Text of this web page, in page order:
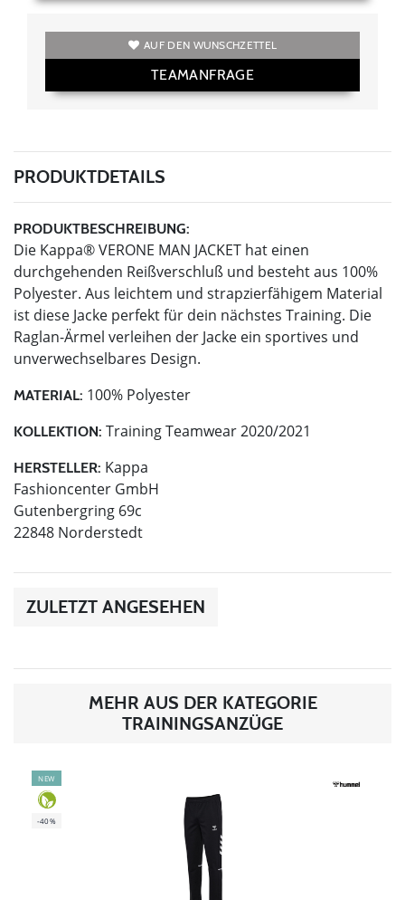
AUF DEN WUNSCHZETTEL
TEAMANFRAGE
PRODUKTDETAILS
PRODUKTBESCHREIBUNG:
Die Kappa® VERONE MAN JACKET hat einen
durchgehenden Reißverschluß und besteht aus 100%
Polyester. Aus leichtem und strapzierfähigem Material
ist diese Jacke perfekt für dein nächstes Training. Die
Raglan-Ärmel verleihen der Jacke ein sportives und
unverwechselbares Design.
MATERIAL: 100% Polyester
KOLLEKTION: Training Teamwear 2020/2021
HERSTELLER: Kappa
Fashioncenter GmbH
Gutenbergring 69c
22848 Norderstedt
ZULETZT ANGESEHEN
MEHR AUS DER KATEGORIE
TRAININGSANZÜGE
NEW
-40%